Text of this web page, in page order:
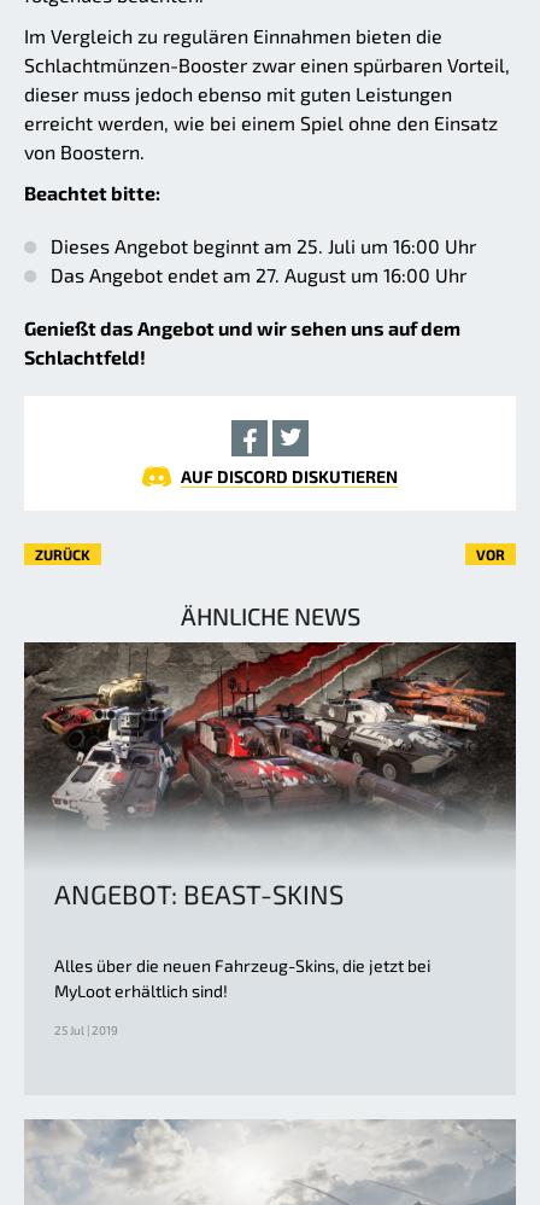
Im Vergleich zu regulären Einnahmen bieten die
Schlachtmünzen-Booster zwar einen spürbaren Vorteil,
dieser muss jedoch ebenso mit guten Leistungen
erreicht werden, wie bei einem Spiel ohne den Einsatz
von Boostern.
Beachtet bitte:
Dieses Angebot beginnt am 25. Juli um 16:00 Uhr
Das Angebot endet am 27. August um 16:00 Uhr
Genießt das Angebot und wir sehen uns auf dem
Schlachtfeld!
AUF DISCORD DISKUTIEREN
ZURÜCK VOR
ÄHNLICHE NEWS
ANGEBOT: BEAST-SKINS
Alles über die neuen Fahrzeug-Skins, die jetzt bei
MyLoot erhältlich sind!
25 Jul | 2019